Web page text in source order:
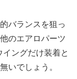
バランスを狙っ
のエアロパーツ
ングだけ装着と
いでしょう。